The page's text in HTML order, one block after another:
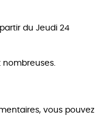
du Jeudi 24
nombreuses.
vous pouvez